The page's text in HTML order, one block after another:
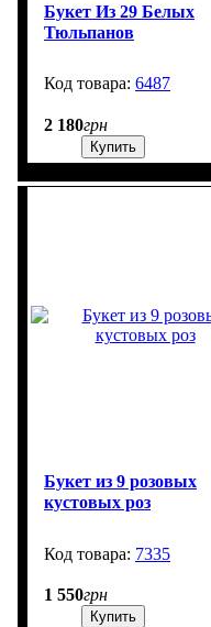
Букет Из 29 Белых
Тюльпанов
6487
2 180грн
Купить
Букет из 9 розовых
кустовых роз
7335
1 550грн
Купить